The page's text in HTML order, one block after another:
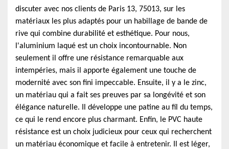
discuter avec nos clients de Paris 13, 75013, sur les
matériaux les plus adaptés pour un habillage de bande de
rive qui combine durabilité et esthétique. Pour nous,
l'aluminium laqué est un choix incontournable. Non
seulement il offre une résistance remarquable aux
intempéries, mais il apporte également une touche de
modernité avec son fini impeccable. Ensuite, il y a le zinc,
un matériau qui a fait ses preuves par sa longévité et son
élégance naturelle. Il développe une patine au fil du temps,
ce qui le rend encore plus charmant. Enfin, le PVC haute
résistance est un choix judicieux pour ceux qui recherchent
un matériau économique et facile à entretenir. Il est léger,